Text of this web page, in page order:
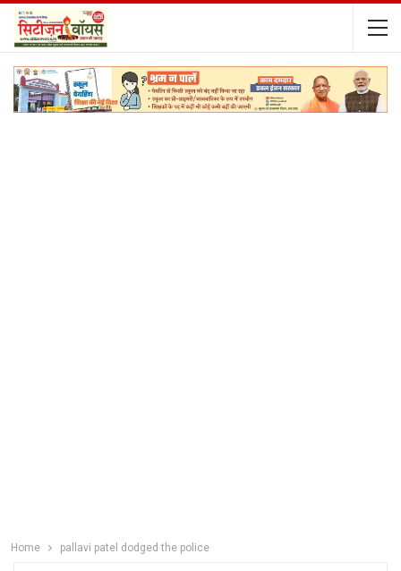
Home pallavi patel dodged the police